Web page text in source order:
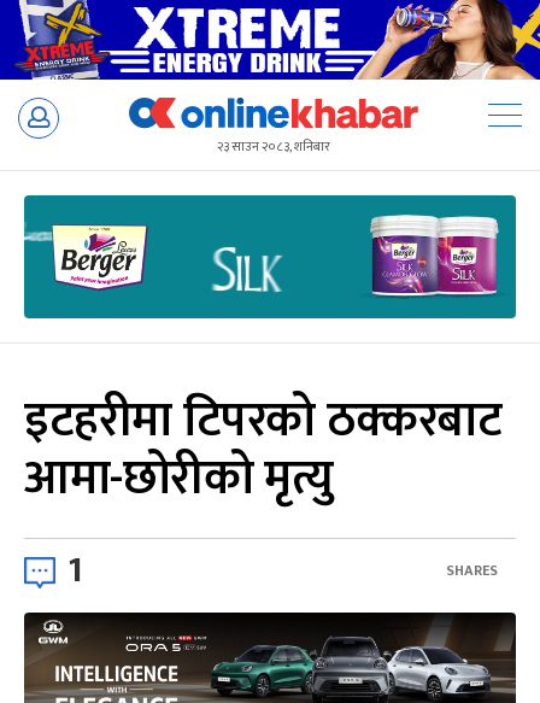
Skip
२३ साउन २०८३, शनिबार
इटहरीमा टिपरको ठक्करबाट
आमा-छोरीको मृत्यु
1 SHARES